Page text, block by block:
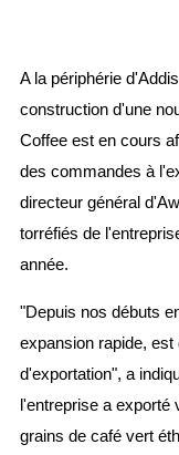
A la périphérie
construction d'une
Coffee est en cours
des commandes à
directeur général
torréfiés de
année.
"Depuis nos débuts
expansion rapide,
d'exportation", a
l'entreprise a exporté
grains de café vert